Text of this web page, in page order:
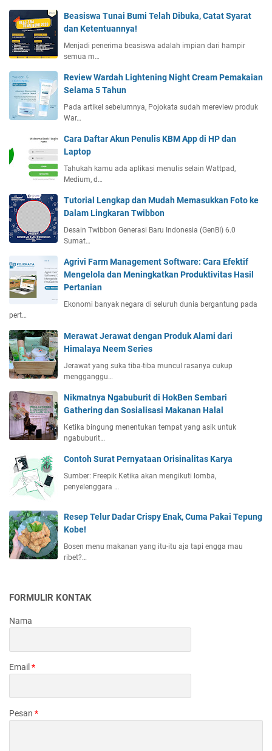
Beasiswa Tunai Bumi Telah Dibuka, Catat Syarat
dan Ketentuannya!
Menjadi penerima beasiswa adalah impian dari hampir
semua m…
Review Wardah Lightening Night Cream Pemakaian
Selama 5 Tahun
Pada artikel sebelumnya, Pojokata sudah mereview produk
War…
Cara Daftar Akun Penulis KBM App di HP dan
Laptop
Tahukah kamu ada aplikasi menulis selain Wattpad,
Medium, d…
Tutorial Lengkap dan Mudah Memasukkan Foto ke
Dalam Lingkaran Twibbon
Desain Twibbon Generasi Baru Indonesia (GenBI) 6.0
Sumat…
Agrivi Farm Management Software: Cara Efektif
Mengelola dan Meningkatkan Produktivitas Hasil
Pertanian
Ekonomi banyak negara di seluruh dunia bergantung pada
pert…
Merawat Jerawat dengan Produk Alami dari
Himalaya Neem Series
Jerawat yang suka tiba-tiba muncul rasanya cukup
mengganggu…
Nikmatnya Ngabuburit di HokBen Sembari
Gathering dan Sosialisasi Makanan Halal
Ketika bingung menentukan tempat yang asik untuk
ngabuburit…
Contoh Surat Pernyataan Orisinalitas Karya
Sumber: Freepik Ketika akan mengikuti lomba,
penyelenggara …
Resep Telur Dadar Crispy Enak, Cuma Pakai Tepung
Kobe!
Bosen menu makanan yang itu-itu aja tapi engga mau
ribet?…
FORMULIR KONTAK
Nama
Email *
Pesan *